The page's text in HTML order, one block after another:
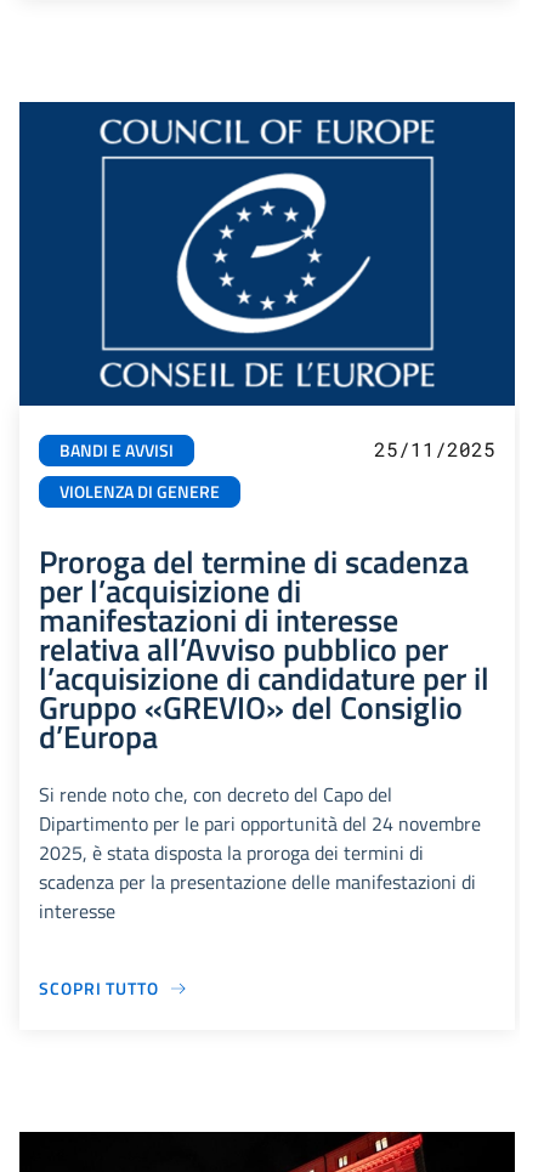
BANDI E AVVISI
VIOLENZA DI GENERE
25/11/2025
Proroga del termine di scadenza
per l’acquisizione di
manifestazioni di interesse
relativa all’Avviso pubblico per
l’acquisizione di candidature per il
Gruppo «GREVIO» del Consiglio
d’Europa
Si rende noto che, con decreto del Capo del
Dipartimento per le pari opportunità del 24 novembre
2025, è stata disposta la proroga dei termini di
scadenza per la presentazione delle manifestazioni di
interesse
SCOPRI TUTTO